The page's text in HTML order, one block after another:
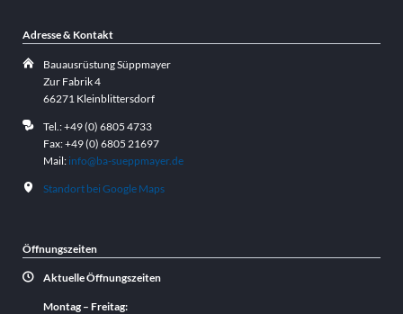
Adresse & Kontakt
Bauausrüstung Süppmayer
Zur Fabrik 4
66271 Kleinblittersdorf
Tel.: +49 (0) 6805 4733
Fax: +49 (0) 6805 21697
Mail: info@ba-sueppmayer.de
Standort bei Google Maps
Öffnungszeiten
Aktuelle Öffnungszeiten
Montag – Freitag: